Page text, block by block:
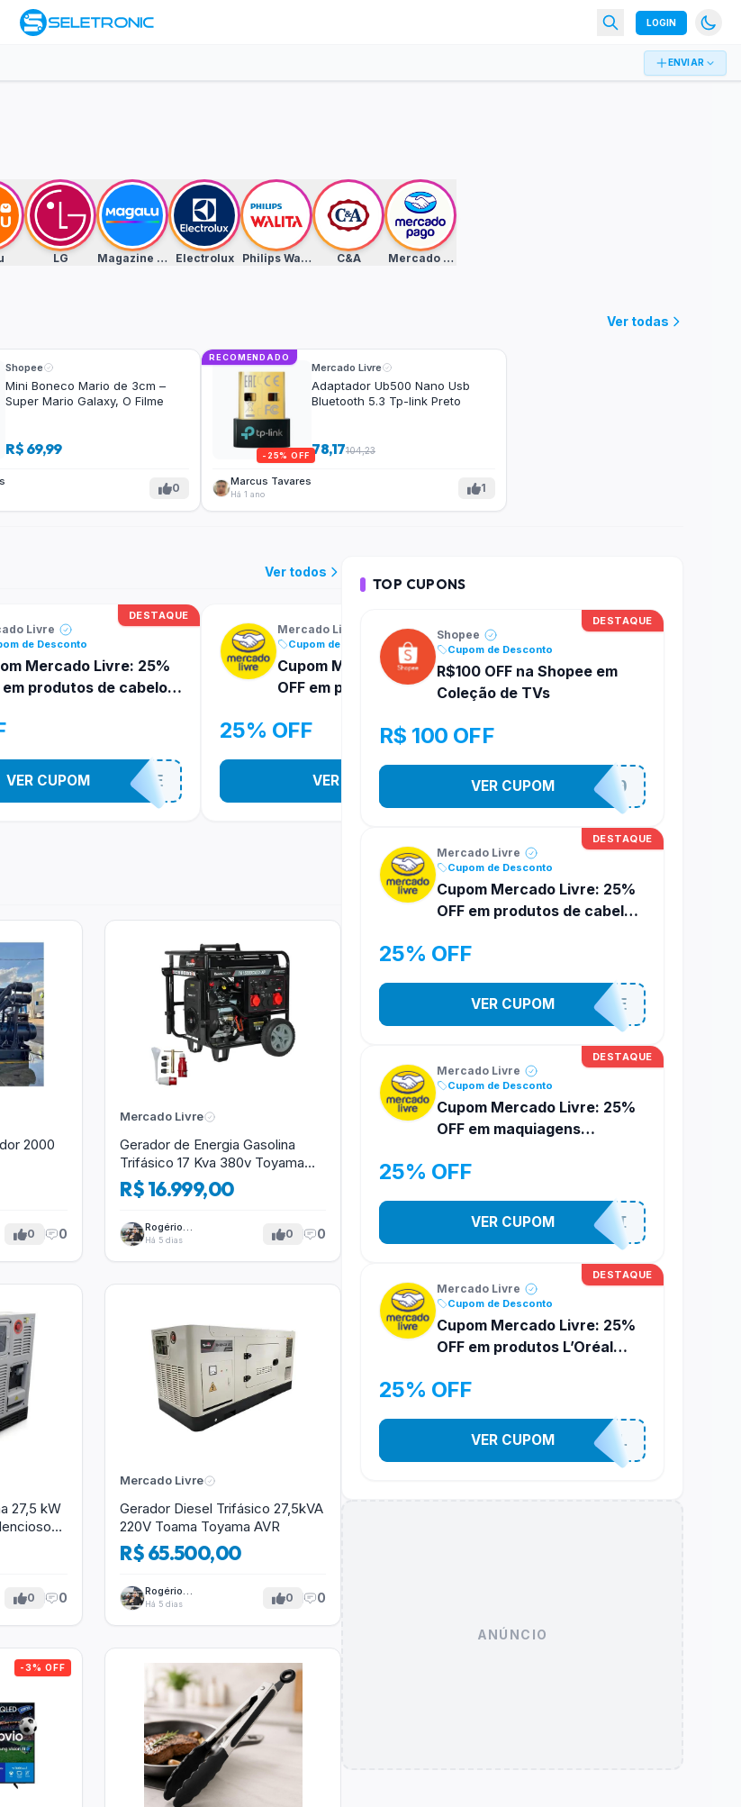
LOGIN
ENVIAR
LG Magazine LuizaElectrolux Philips Walita C&A Mercado Pago
Ver todas
Shopee
Mini Boneco Mario de 3cm –
Super Mario Galaxy, O Filme
R$ 69,99
0
RECOMENDADO
-25% OFF
Mercado Livre
Adaptador Ub500 Nano Usb
Bluetooth 5.3 Tp-link Preto
78,17104,23
Marcus Tavares
Há 1 ano 1
Ver todos
DESTAQUE
Livre
de Desconto
Mercado Livre: 25%
em produtos de cabelo
MELIELSEVE
VER CUPOM
Mercado Livre
Cupom de Desconto
Cupom Mercado Livre: 25%
OFF em produtos L’Oréal
25% OFF
MELILOREAL
VER CUPOM
Mercado Livre
Cupom Mercado
VER CUPOM
2000
0 0
Mercado Livre
Gerador de Energia Gasolina
Trifásico 17 Kva 380v Toyama
AVR
R$ 16.999,00
Rogério
Tavares
Há 5 dias 0 0
27,5 kW
0 0
Mercado Livre
Gerador Diesel Trifásico 27,5kVA
220V Toama Toyama AVR
R$ 65.500,00
Rogério
Tavares
Há 5 dias 0 0
-3% OFF
TOP CUPONS
DESTAQUE
Shopee
Cupom de Desconto
R$100 OFF na Shopee em
Coleção de TVs
R$ 100 OFF
TV100
VER CUPOM
DESTAQUE
Mercado Livre
Cupom de Desconto
Cupom Mercado Livre: 25%
OFF em produtos de cabelo
25% OFF
MELIELSEVE
VER CUPOM
DESTAQUE
Mercado Livre
Cupom de Desconto
Cupom Mercado Livre: 25%
OFF em maquiagens
25% OFF
MAYBELLINEMELI
VER CUPOM
DESTAQUE
Mercado Livre
Cupom de Desconto
Cupom Mercado Livre: 25%
OFF em produtos L’Oréal
25% OFF
MELILOREAL
VER CUPOM
ANÚNCIO